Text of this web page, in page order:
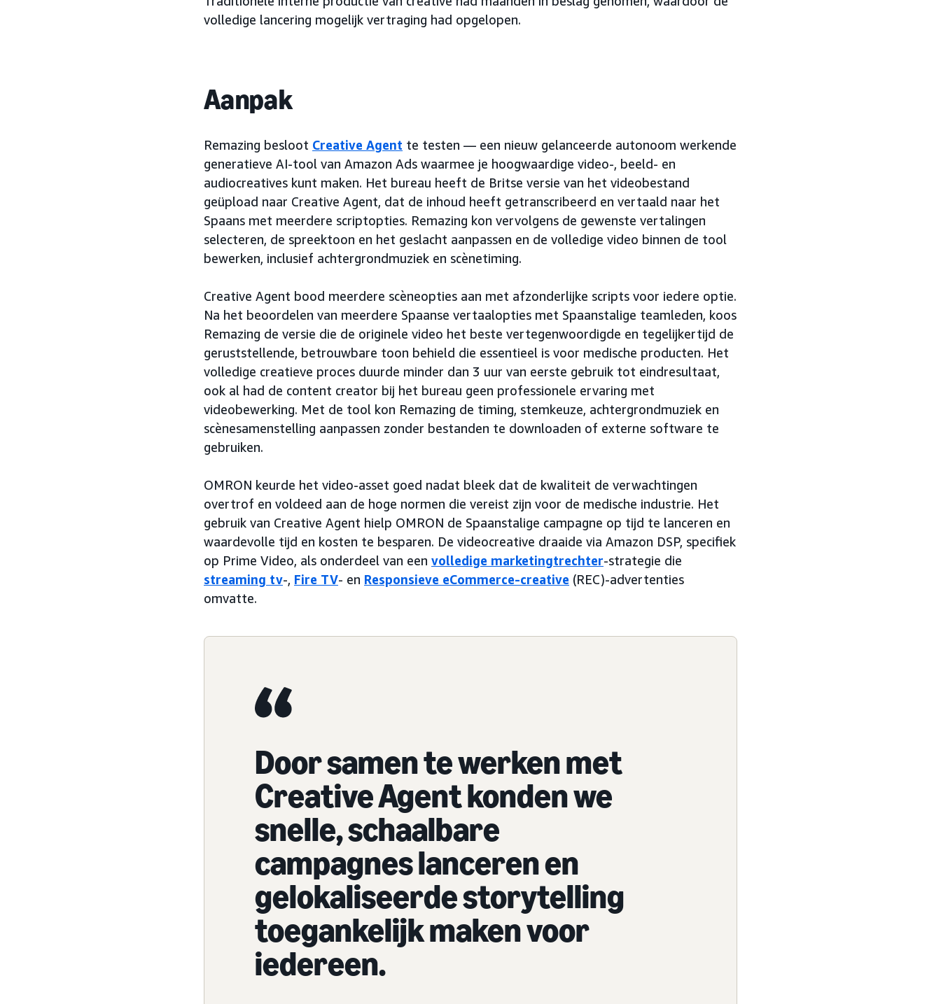
volledige lancering mogelijk vertraging had opgelopen.
Aanpak
Remazing besloot Creative Agent te testen — een nieuw gelanceerde autonoom werkende
generatieve AI-tool van Amazon Ads waarmee je hoogwaardige video-, beeld- en
audiocreatives kunt maken. Het bureau heeft de Britse versie van het videobestand
geüpload naar Creative Agent, dat de inhoud heeft getranscribeerd en vertaald naar het
Spaans met meerdere scriptopties. Remazing kon vervolgens de gewenste vertalingen
selecteren, de spreektoon en het geslacht aanpassen en de volledige video binnen de tool
bewerken, inclusief achtergrondmuziek en scènetiming.
Creative Agent bood meerdere scèneopties aan met afzonderlijke scripts voor iedere optie.
Na het beoordelen van meerdere Spaanse vertaalopties met Spaanstalige teamleden, koos
Remazing de versie die de originele video het beste vertegenwoordigde en tegelijkertijd de
geruststellende, betrouwbare toon behield die essentieel is voor medische producten. Het
volledige creatieve proces duurde minder dan 3 uur van eerste gebruik tot eindresultaat,
ook al had de content creator bij het bureau geen professionele ervaring met
videobewerking. Met de tool kon Remazing de timing, stemkeuze, achtergrondmuziek en
scènesamenstelling aanpassen zonder bestanden te downloaden of externe software te
gebruiken.
OMRON keurde het video-asset goed nadat bleek dat de kwaliteit de verwachtingen
overtrof en voldeed aan de hoge normen die vereist zijn voor de medische industrie. Het
gebruik van Creative Agent hielp OMRON de Spaanstalige campagne op tijd te lanceren en
waardevolle tijd en kosten te besparen. De videocreative draaide via Amazon DSP, specifiek
op Prime Video, als onderdeel van een volledige marketingtrechter-strategie die
streaming tv-, Fire TV- en Responsieve eCommerce-creative (REC)-advertenties
omvatte.
Door samen te werken met
Creative Agent konden we
snelle, schaalbare
campagnes lanceren en
gelokaliseerde storytelling
toegankelijk maken voor
iedereen.